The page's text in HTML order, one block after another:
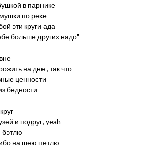
в парнике
по реке
эти круги ада
больше других надо"
на дне , так что
ценности
бедности
и подруг, yeah
бэтлю
на шею петлю